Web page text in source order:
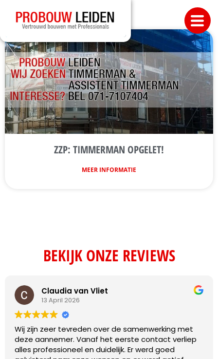
ZZP: TIMMERMAN OPGELET!
MEER INFORMATIE
BEKIJK ONZE REVIEWS
Claudia van Vliet
13 April 2026
Wij zijn zeer tevreden over de samenwerking met
deze aannemer. Vanaf het eerste contact verliep
alles professioneel en duidelijk. Er werd goed